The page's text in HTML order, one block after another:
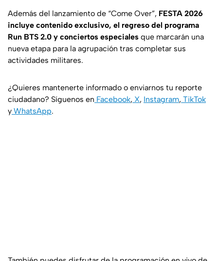
Además del lanzamiento de “Come Over”, FESTA 2026
incluye contenido exclusivo, el regreso del programa
Run BTS 2.0 y conciertos especiales que marcarán una
nueva etapa para la agrupación tras completar sus
actividades militares.
¿Quieres mantenerte informado o enviarnos tu reporte
ciudadano? Síguenos en Facebook, X, Instagram, TikTok
y WhatsApp.